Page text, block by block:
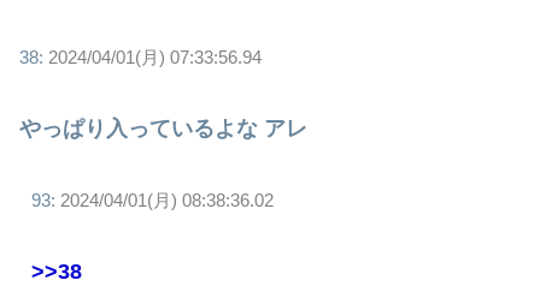
38: 2024/04/01(月) 07:33:56.94
やっぱり入っているよな アレ
93: 2024/04/01(月) 08:38:36.02
>>38